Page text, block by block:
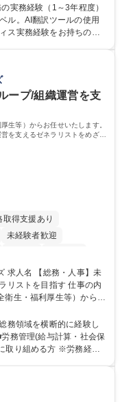
専任担当として広く活躍
ル等を使用しての対応で
、ご自身のペースで業務
ーム
実務経験（1～3年程度）
ル。AI翻訳ツールの使用
ス実務経験をお持ちの方
を実施しており、ワーク
フルリモートも面接で相
業務に柔軟に対応でき、
業務を推進できる方 学
高校 語学力： 資格：
ープ/組織運営を支
生等）からお任せいたします。
を支えるゼネラリストをめざせ
取得支援あり
未経験者歓迎
日祝休み 寮・社宅あり
を目指す 仕事の内
衛生・福利厚生等）からお
守備範囲を広げ、組織運
健康経営推進等をお任せ
く経験を積んでいただき
職種 【総
支えるゼネラリストを目
務領域を横断的に経験し
取り組める方 ※労務経験
・勤怠管理など）の経験